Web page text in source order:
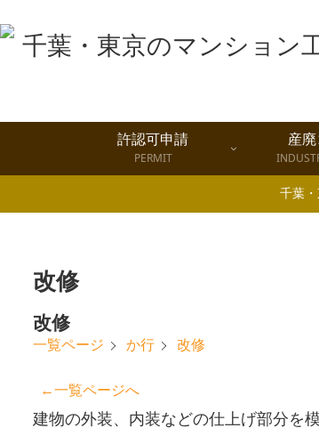
許認可申請
PERMIT
産
千葉
改修
改修
一覧ページ か行 改修
←一覧ページへ
建物の外装、内装などの仕上げ部分を